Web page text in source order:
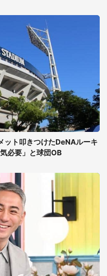
ット叩きつけたDeNAルーキ
必要」と球団OB